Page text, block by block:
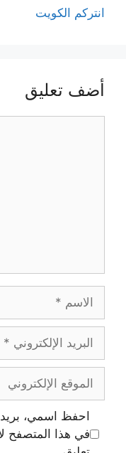
انتركم الكويت
أضف تعليق
احفظ اسمي، بريدي
في هذا المتصفح